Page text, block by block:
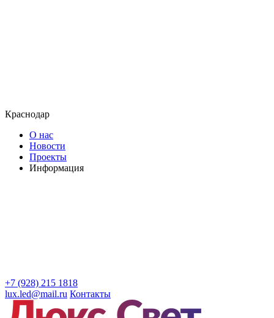
Краснодар
О нас
Новости
Проекты
Информация
+7 (928) 215 1818
lux.led@mail.ru Контакты